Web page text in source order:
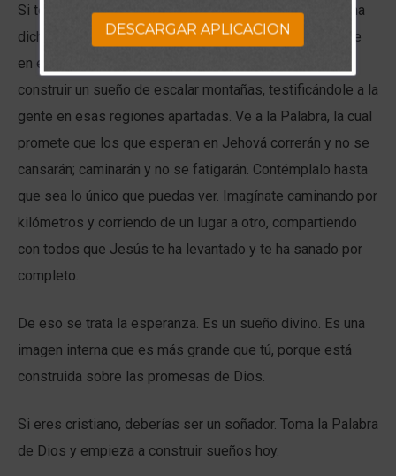
Si te encuentras postrado en una cama y el médico te ha
dicho que nunca más podrás caminar, en vez de sumirte
en ese mal diagnóstico, comienza a soñar. Empieza a
construir un sueño de escalar montañas, testificándole a la
gente en esas regiones apartadas. Ve a la Palabra, la cual
promete que los que esperan en Jehová correrán y no se
cansarán; caminarán y no se fatigarán. Contémplalo hasta
que sea lo único que puedas ver. Imagínate caminando por
kilómetros y corriendo de un lugar a otro, compartiendo
con todos que Jesús te ha levantado y te ha sanado por
completo.
De eso se trata la esperanza. Es un sueño divino. Es una
imagen interna que es más grande que tú, porque está
construida sobre las promesas de Dios.
Si eres cristiano, deberías ser un soñador. Toma la Palabra
de Dios y empieza a construir sueños hoy.
DESCARGAR APLICACION